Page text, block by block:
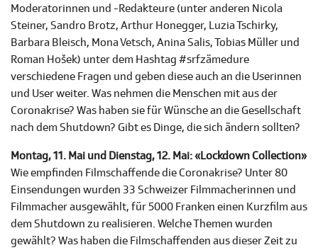
Moderatorinnen und -Redakteure (unter anderen Nicola
Steiner, Sandro Brotz, Arthur Honegger, Luzia Tschirky,
Barbara Bleisch, Mona Vetsch, Anina Salis, Tobias Müller und
Roman Hošek) unter dem Hashtag #srfzämedure
verschiedene Fragen und geben diese auch an die Userinnen
und User weiter. Was nehmen die Menschen mit aus der
Coronakrise? Was haben sie für Wünsche an die Gesellschaft
nach dem Shutdown? Gibt es Dinge, die sich ändern sollten?
Montag, 11. Mai und Dienstag, 12. Mai: «Lockdown Collection»
Wie empfinden Filmschaffende die Coronakrise? Unter 80
Einsendungen wurden 33 Schweizer Filmmacherinnen und
Filmmacher ausgewählt, für 5000 Franken einen Kurzfilm aus
dem Shutdown zu realisieren. Welche Themen wurden
gewählt? Was haben die Filmschaffenden aus dieser Zeit zu